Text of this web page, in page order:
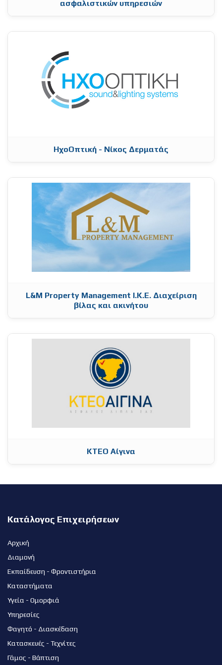
ασφαλιστικών υπηρεσιών
ΗχοΟπτική - Νίκος Δερματάς
L&M Property Management Ι.Κ.Ε. Διαχείριση
βίλας και ακινήτου
ΚΤΕΟ Αίγινα
Κατάλογος Επιχειρήσεων
Αρχική
Διαμονή
Εκπαίδευση - Φροντιστήρια
Καταστήματα
Υγεία - Ομορφιά
Υπηρεσίες
Φαγητό - Διασκέδαση
Κατασκευές - Τεχνίτες
Γάμος - Βάπτιση